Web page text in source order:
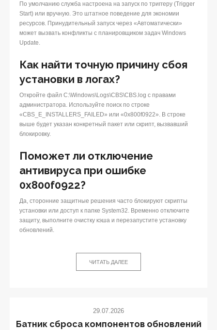
По умолчанию служба настроена на запуск по триггеру (Trigger
Start) или вручную. Это штатное поведение для экономии
ресурсов. Принудительный запуск через «Автоматически»
может вызвать конфликты с планировщиком задач Windows
Update.
Как найти точную причину сбоя
установки в логах?
Откройте файл C:\Windows\Logs\CBS\CBS.log с правами
администратора. Используйте поиск по строке
«CBS_E_INSTALLERS_FAILED» или «0x800f0922». В строке
выше будет указан конкретный пакет или скрипт, вызвавший
блокировку.
Поможет ли отключение
антивируса при ошибке
0x800f0922?
Да, сторонние защитные решения часто блокируют скрипты
установки или доступ к папке System32. Временно отключите
защиту, выполните очистку кэша и перезапустите установку
обновлений.
ЧИТАТЬ ДАЛЕЕ
29.07.2026
Батник сброса компонентов обновлений